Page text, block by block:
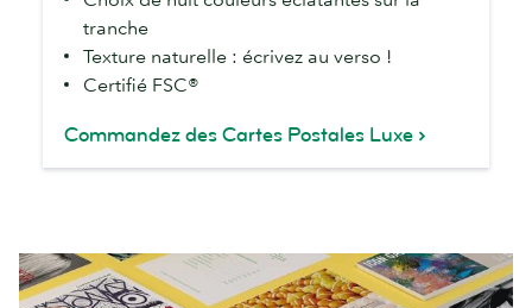
tranche
Texture naturelle : écrivez au verso !
Certifié FSC®
Commandez des Cartes Postales Luxe